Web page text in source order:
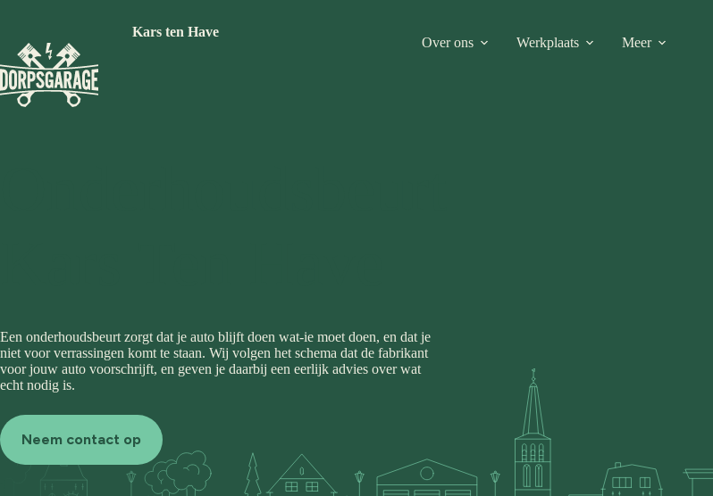
inhoud
Kars ten Have
Over ons Werkplaats Meer
Een onderhoudsbeurt zorgt dat je auto blijft doen wat-ie moet doen, en dat je
niet voor verrassingen komt te staan. Wij volgen het schema dat de fabrikant
voor jouw auto voorschrijft, en geven je daarbij een eerlijk advies over wat
echt nodig is.
Neem contact op